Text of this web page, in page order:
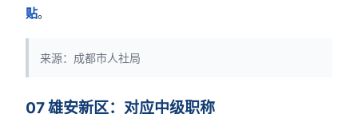
贴。
来源：成都市人社局
07 雄安新区：对应中级职称